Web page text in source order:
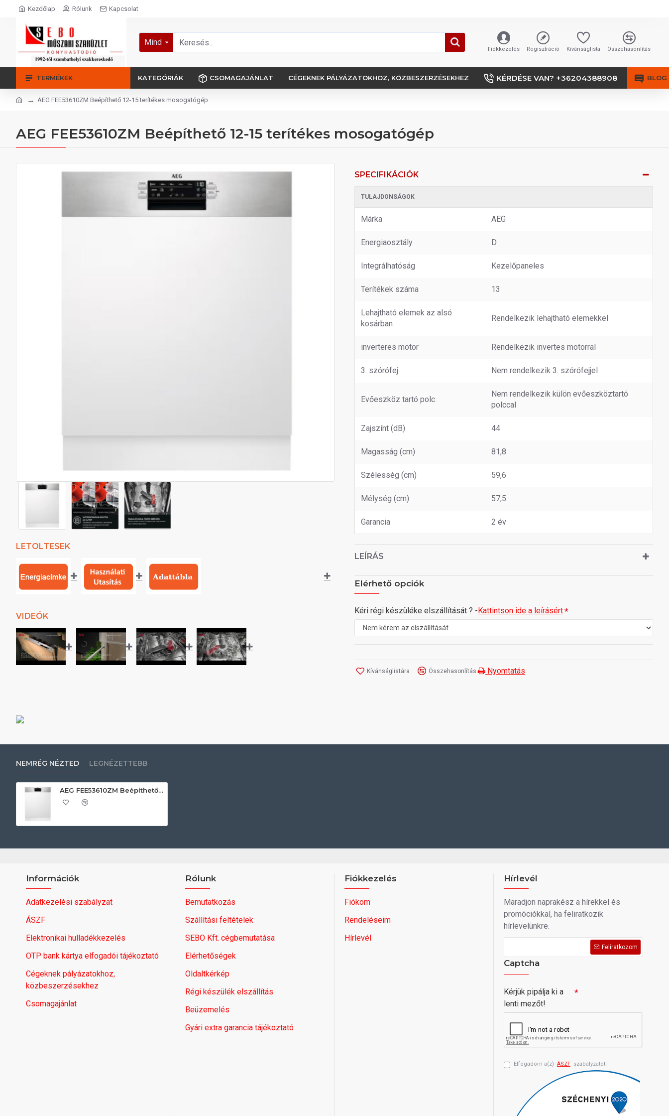
Kezdőlap Rólunk Kapcsolat
Mind
Fiókkezelés Regisztráció Kívánságlista Összehasonlítás
TERMÉKEK KATEGÓRIÁK CSOMAGAJÁNLAT CÉGEKNEK PÁLYÁZATOKHOZ, KÖZBESZERZÉSEKHEZ KÉRDÉSE VAN? +36204388908 BLOG
AEG FEE53610ZM Beépíthető 12-15 terítékes mosogatógép
AEG FEE53610ZM Beépíthető 12-15 terítékes mosogatógép
LETOLTESEK
VIDEÓK
SPECIFIKÁCIÓK
TULAJDONSÁGOK
Márka AEG
Energiaosztály D
Integrálhatóság Kezelőpaneles
Terítékek száma 13
Lehajtható elemek az alsó
kosárban
Rendelkezik lehajtható elemekkel
inverteres motor Rendelkezik invertes motorral
3. szórófej Nem rendelkezik 3. szórófejjel
Evőeszköz tartó polc
Nem rendelkezik külön evőeszköztartó
polccal
Zajszínt (dB) 44
Magasság (cm) 81,8
Szélesség (cm) 59,6
Mélység (cm) 57,5
Garancia 2 év
LEÍRÁS
Elérhető opciók
Kéri régi készüléke elszállítását ? -Kattintson ide a leírásért
Kívánságlistára Összehasonlítás Nyomtatás
NEMRÉG NÉZTED LEGNÉZETTEBB
AEG FEE53610ZM Beépíthető 12-15 terítékes mosogatógép
Információk
Adatkezelési szabályzat
ÁSZF
Elektronikai hulladékkezelés
OTP bank kártya elfogadói tájékoztató
Cégeknek pályázatokhoz,
közbeszerzésekhez
Csomagajánlat
Rólunk
Bemutatkozás
Szállítási feltételek
SEBO Kft. cégbemutatása
Elérhetőségek
Oldaltkérkép
Régi készülék elszállítás
Beüzemelés
Gyári extra garancia tájékoztató
Fiókkezelés
Fiókom
Rendeléseim
Hírlevél
Hírlevél
Maradjon naprakész a hírekkel és
promóciókkal, ha feliratkozik
hírlevelünkre.
Felíratkozom
Captcha
Kérjük pipálja ki a
lenti mezőt!
Elfogadom a(z) ÁSZF szabályzatot!